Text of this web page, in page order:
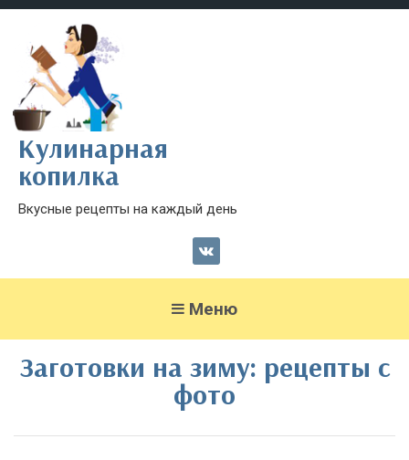
Кулинарная
копилка
Вкусные рецепты на каждый день
Меню
Заготовки на зиму: рецепты с
фото